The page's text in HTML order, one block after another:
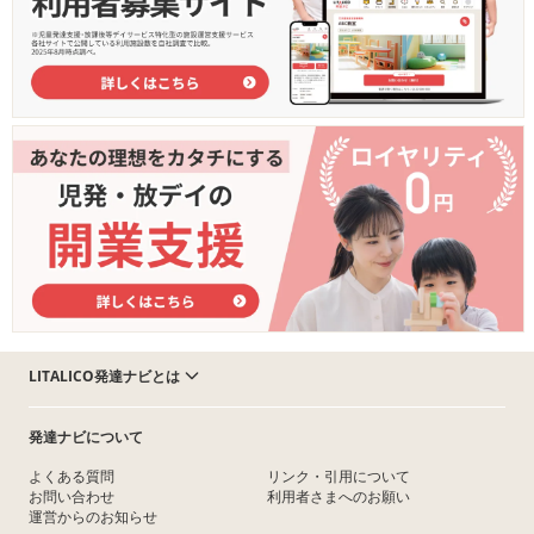
LITALICO発達ナビとは
発達ナビについて
よくある質問
お問い合わせ
運営からのお知らせ
リンク・引用について
利用者さまへのお願い